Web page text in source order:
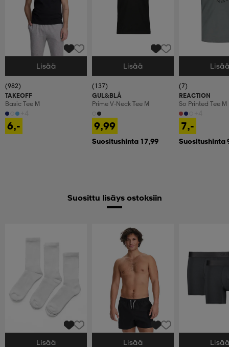
Valitse Koko
Lisää
(982)
TAKEOFF
Basic Tee M
6,-
Valitse Koko
Lisää
(137)
GUL&BLÅ
Prime V-Neck Tee M
9,99
Suositushinta 17,99
Valitse Koko
(7)
REACTION
So Printed Tee M
7,-
Suositushinta
Suosittu lisäys ostoksiin
Valitse Koko
Lisää Valitse Koko
Lisää Valitse Koko